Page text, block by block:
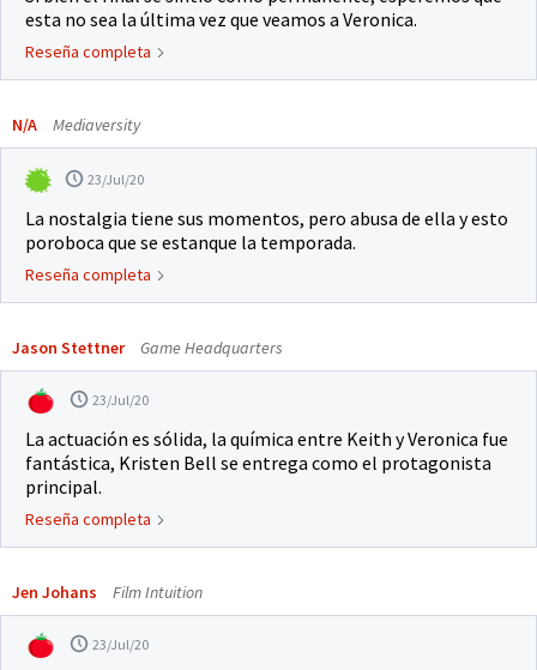
esta no sea la última vez que veamos a Veronica.
Reseña completa
N/A Mediaversity
23/Jul/20
La nostalgia tiene sus momentos, pero abusa de ella y esto
poroboca que se estanque la temporada.
Reseña completa
Jason Stettner Game Headquarters
23/Jul/20
La actuación es sólida, la química entre Keith y Veronica fue
fantástica, Kristen Bell se entrega como el protagonista
principal.
Reseña completa
Jen Johans Film Intuition
23/Jul/20